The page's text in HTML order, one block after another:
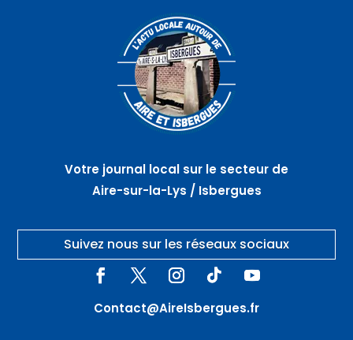
Votre journal local sur le secteur de
Aire-sur-la-Lys / Isbergues
Suivez nous sur les réseaux sociaux
Contact@AireIsbergues.fr